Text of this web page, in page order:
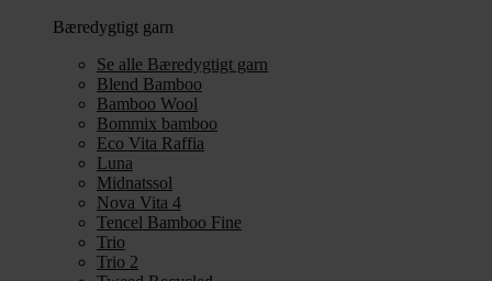
Bæredygtigt garn
Se alle Bæredygtigt garn
Blend Bamboo
Bamboo Wool
Bommix bamboo
Eco Vita Raffia
Luna
Midnatssol
Nova Vita 4
Tencel Bamboo Fine
Trio
Trio 2